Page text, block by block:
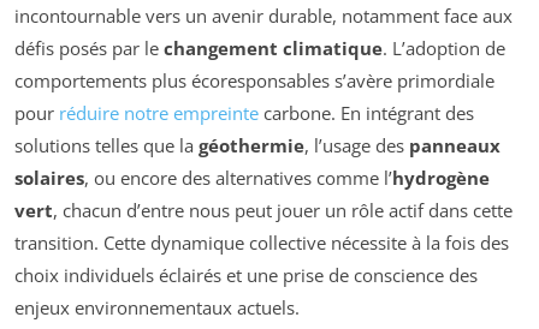
incontournable vers un avenir durable, notamment face aux
défis posés par le changement climatique. L’adoption de
comportements plus écoresponsables s’avère primordiale
pour réduire notre empreinte carbone. En intégrant des
solutions telles que la géothermie, l’usage des panneaux
solaires, ou encore des alternatives comme l’hydrogène
vert, chacun d’entre nous peut jouer un rôle actif dans cette
transition. Cette dynamique collective nécessite à la fois des
choix individuels éclairés et une prise de conscience des
enjeux environnementaux actuels.